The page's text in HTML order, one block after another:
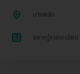
บางพลัด
1 อยากรู้รายละเอีย